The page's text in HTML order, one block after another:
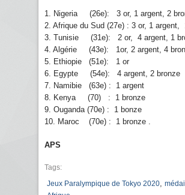
1. Nigeria (26e): 3 or, 1 argent, 2
2. Afrique du Sud (27e) : 3 or, 1 argent,
3. Tunisie (31e): 2 or, 4 argent, 1
4. Algérie (43e): 1or, 2 argent, 4
5. Ethiopie (51e): 1 or
6. Egypte (54e): 4 argent, 2 bronze
7. Namibie (63e) : 1 argent
8. Kenya (70) : 1 bronze
9. Ouganda (70e) : 1 bonze
10. Maroc (70e) : 1 bronze .
APS
Tags:
Jeux Paralympique de Tokyo 2020